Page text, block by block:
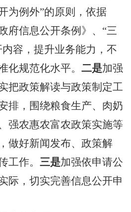
为例外”的原则，依据
府信息公开条例 》、 “三
容，提升业务能力，不
化规范化水平。 二是加强
把政策解读与政策制定工
排，围绕粮食生产、肉奶
强农惠农富农政策实施等
做好新闻发布、政策解
工作。 三是加强依申请公
际，切实完善信息公开申